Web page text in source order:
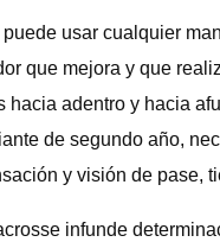
usar cualquier
que mejora y que
hacia adentro y hacia
de segundo año,
y visión de pase,
infunde